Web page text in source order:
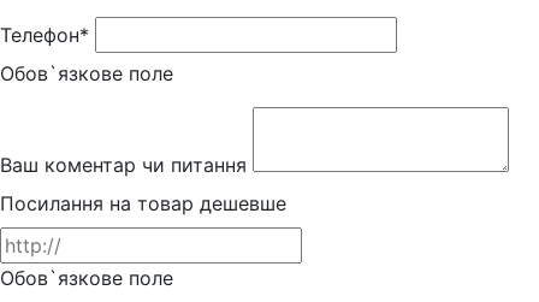
Телефон*
Обов`язкове поле
Ваш коментар чи питання
Посилання на товар дешевше
Обов`язкове поле